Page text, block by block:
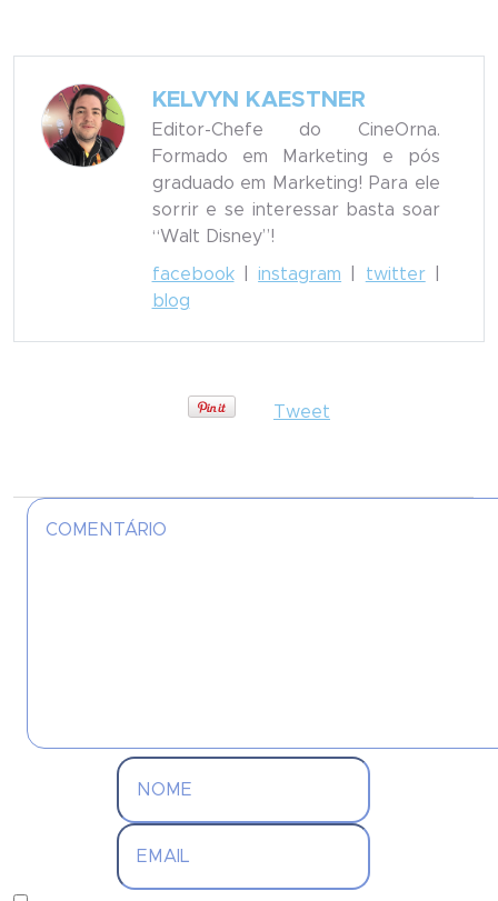
KELVYN KAESTNER
Editor-Chefe do CineOrna.
Formado em Marketing e pós
graduado em Marketing! Para ele
sorrir e se interessar basta soar
“Walt Disney”!
facebook|instagram twitter|
blog
Tweet